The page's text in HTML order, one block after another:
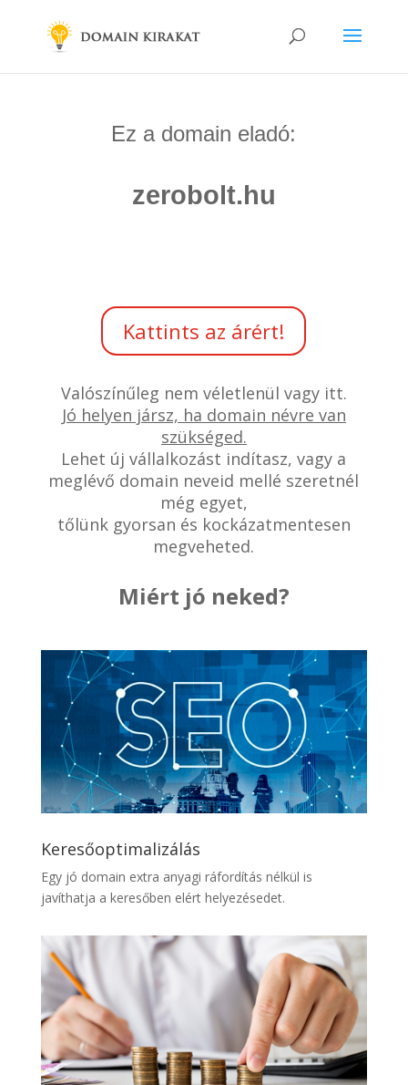
Ez a domain eladó:
zerobolt.hu
Kattints az árért!
Valószínűleg nem véletlenül vagy itt.
Jó helyen jársz, ha domain névre van
szükséged.
Lehet új vállalkozást indítasz, vagy a
meglévő domain neveid mellé szeretnél
még egyet,
tőlünk gyorsan és kockázatmentesen
megveheted.
Miért jó neked?
Keresőoptimalizálás
Egy jó domain extra anyagi ráfordítás nélkül is
javíthatja a keresőben elért helyezésedet.